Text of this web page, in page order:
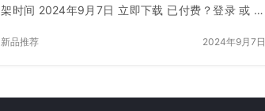
架时间 2024年9月7日 立即下载 已付费？登录 或 刷
新品推荐 2024年9月7日